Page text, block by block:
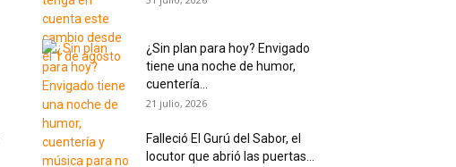
¿Sin plan para hoy? Envigado
tiene una noche de humor,
cuentería...
21 julio, 2026
Falleció El Gurú del Sabor, el
locutor que abrió las puertas...